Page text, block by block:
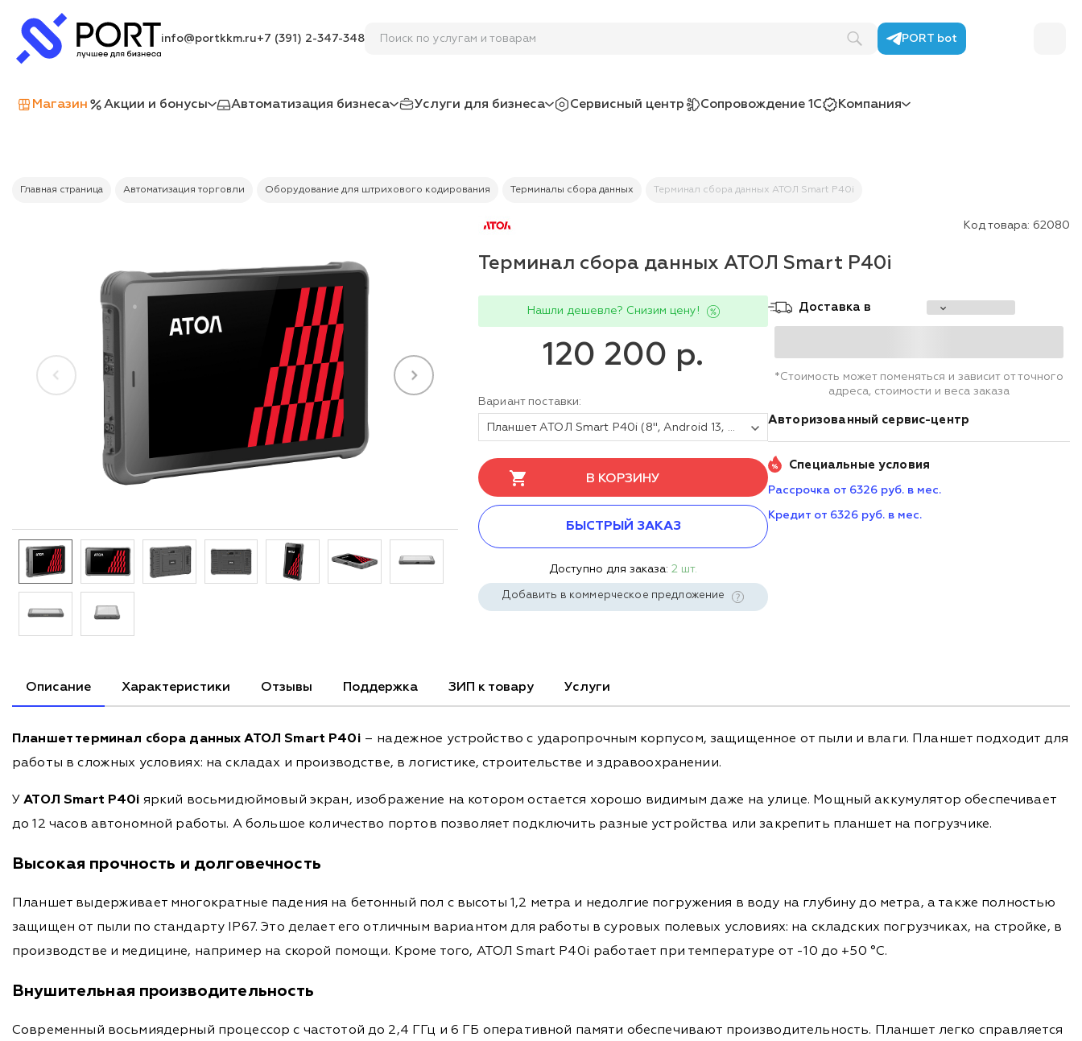
info@portkkm.ru+7 (391) 2-347-348 Поиск по услугам и товарам PORT bot
Магазин Акции и бонусы Автоматизация бизнеса Услуги для бизнеса Сервисный центр Сопровождение 1С Компания
Главная страница Автоматизация торговли Оборудование для штрихового кодирования Терминалы сбора данных Терминал сбора данных АТОЛ Smart P40i
Код товара: 62080
Терминал сбора данных АТОЛ Smart P40i
Нашли дешевле? Снизим цену!
120 200 р.
Вариант поставки:
Планшет АТОЛ Smart P40i (8", Android 13, MTK6877, 8 ядер, max. 2.4 ГГц, 6Gb/128Gb, 5G, Wi-Fi, BT, 4G, GPS, Camera, БП, IP67, 9800 mAh) (Яркость 1000 нт)
В КОРЗИНУ
БЫСТРЫЙ ЗАКАЗ
Доступно для заказа: 2 шт.
Добавить в коммерческое предложение
Доставка в
*Стоимость может поменяться и зависит от точного
адреса, стоимости и веса заказа
Авторизованный сервис-центр
Специальные условия
Рассрочка от 6326 руб. в мес.
Кредит от 6326 руб. в мес.
Описание Характеристики Отзывы Поддержка ЗИП к товару Услуги
Планшет терминал сбора данных АТОЛ Smart P40i– надежное устройство с ударопрочным корпусом, защищенное от пыли и влаги. Планшет подходит для
работы в сложных условиях: на складах и производстве, в логистике, строительстве и здравоохранении.
УАТОЛ Smart P40i яркий восьмидюймовый экран, изображение на котором остается хорошо видимым даже на улице. Мощный аккумулятор обеспечивает
до 12 часов автономной работы. А большое количество портов позволяет подключить разные устройства или закрепить планшет на погрузчике.
Высокая прочность и долговечность
Планшет выдерживает многократные падения на бетонный пол с высоты 1,2 метра и недолгие погружения в воду на глубину до метра, а также полностью
защищен от пыли по стандарту IP67. Это делает его отличным вариантом для работы в суровых полевых условиях: на складских погрузчиках, на стройке, в
производстве и медицине, например на скорой помощи. Кроме того, АТОЛ Smart P40i работает при температуре от -10 до +50 °C.
Внушительная производительность
Современный восьмиядерный процессор с частотой до 2,4 ГГц и 6 ГБ оперативной памяти обеспечивают производительность. Планшет легко справляется